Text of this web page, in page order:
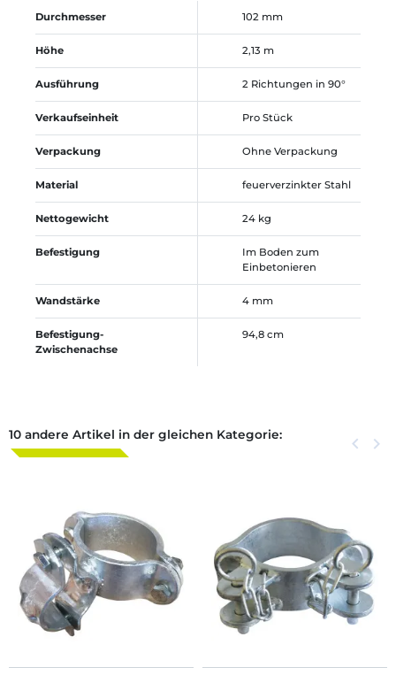
Durchmesser 102 mm
Höhe 2,13 m
Ausführung 2 Richtungen in 90°
Verkaufseinheit Pro Stück
Verpackung Ohne Verpackung
Material feuerverzinkter Stahl
Nettogewicht 24 kg
Befestigung
Im Boden zum
Einbetonieren
Wandstärke 4 mm
Befestigung-
Zwischenachse
94,8 cm
10 andere Artikel in der gleichen Kategorie: Zurück
keyboard_arrow_left keyboard_arrow_right